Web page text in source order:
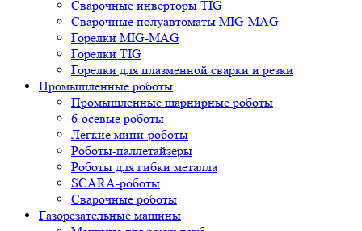
Сварочные инверторы TIG
Сварочные полуавтоматы MIG-MAG
Горелки MIG-MAG
Горелки TIG
Горелки для плазменной сварки и резки
Промышленные роботы
Промышленные шарнирные роботы
6-осевые роботы
Легкие мини-роботы
Роботы-паллетайзеры
Роботы для гибки металла
SCARA-роботы
Сварочные роботы
Газорезательные машины